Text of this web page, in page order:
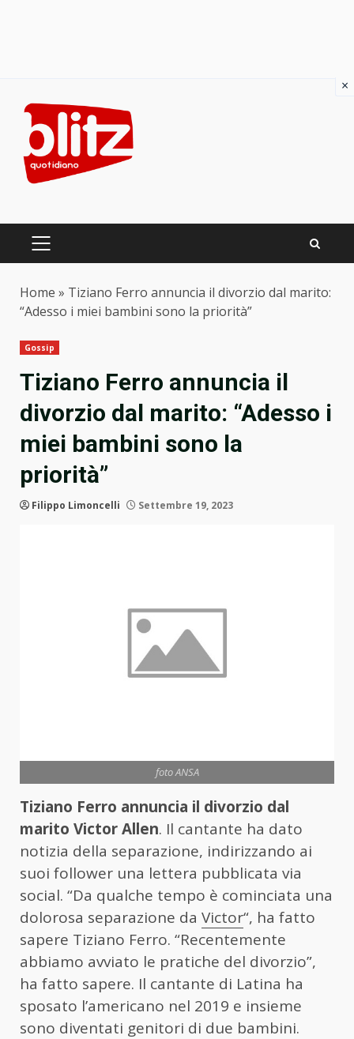
content
PRIMARY
Home » Tiziano Ferro annuncia il divorzio dal marito:
“Adesso i miei bambini sono la priorità”
Gossip
Tiziano Ferro annuncia il
divorzio dal marito: “Adesso i
miei bambini sono la
priorità”
Filippo Limoncelli Settembre 19, 2023
foto ANSA
Tiziano Ferro annuncia il divorzio dal
marito Victor Allen. Il cantante ha dato
notizia della separazione, indirizzando ai
suoi follower una lettera pubblicata via
social. “Da qualche tempo è cominciata una
dolorosa separazione da Victor“, ha fatto
sapere Tiziano Ferro. “Recentemente
abbiamo avviato le pratiche del divorzio”,
ha fatto sapere. Il cantante di Latina ha
sposato l’americano nel 2019 e insieme
sono diventati genitori di due bambini.
×